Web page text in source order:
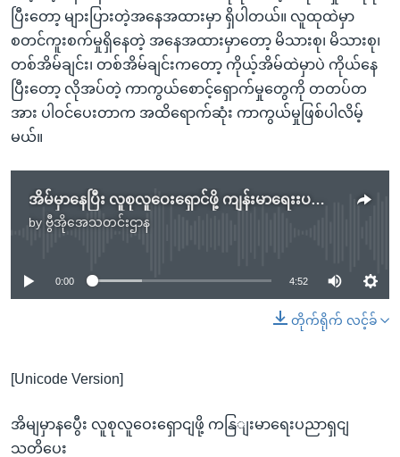
ပြီးတော့ များပြားတဲ့အနေအထားမှာ ရှိပါတယ်။ လူထုထဲမှာ
စတင်ကူးစက်မှုရှိနေတဲ့ အနေအထားမှာတော့ မိသားစု၊ မိသားစု၊
တစ်အိမ်ချင်း၊ တစ်အိမ်ချင်းကတော့ ကိုယ့်အိမ်ထဲမှာပဲ ကိုယ်နေ
ပြီးတော့ လိုအပ်တဲ့ ကာကွယ်စောင့်ရှောက်မှုတွေကို တတပ်တ
အား ပါဝင်ပေးတာက အထိရောက်ဆုံး ကာကွယ်မှုဖြစ်ပါလိမ့်
မယ်။
အိမ်မှာနေပြီး လူစုလူဝေးရှောင်ဖို့ ကျန်းမာရေးးပညာရှင် သတိပေး
by ဗွီအိုအေသတင်းဌာန
No media source currently available
0:00 4:52
တိုက်ရိုက် လင့်ခ်
[Unicode Version]
အိမျမှာနပွေီး လူစုလူဝေးရှောငျဖို့ ကနြျးမာရေးပညာရှငျ
သတိပေး